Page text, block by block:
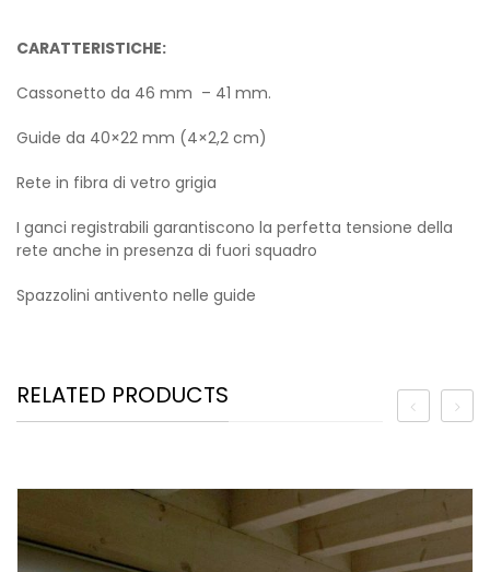
CARATTERISTICHE:
Cassonetto da 46 mm – 41 mm.
Guide da 40×22 mm (4×2,2 cm)
Rete in fibra di vetro grigia
I ganci registrabili garantiscono la perfetta tensione della
rete anche in presenza di fuori squadro
Spazzolini antivento nelle guide
RELATED PRODUCTS